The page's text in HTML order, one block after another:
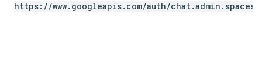
https: //www. googleapis. com/auth/chat.admin . spaces